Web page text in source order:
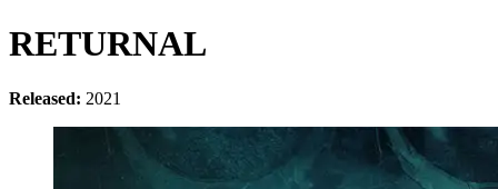
RETURNAL
Released: 2021